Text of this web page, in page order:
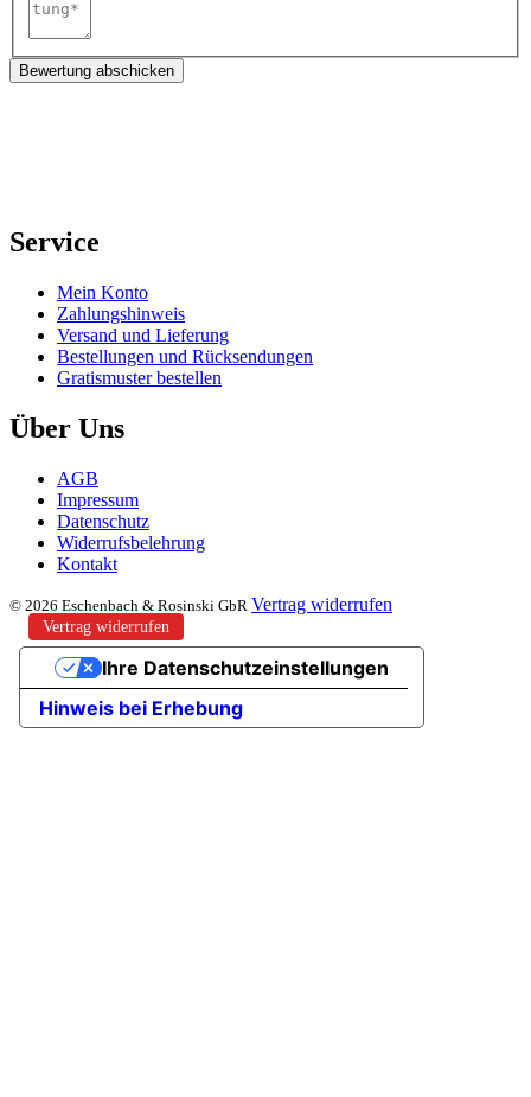
Bewertung abschicken
Service
Mein Konto
Zahlungshinweis
Versand und Lieferung
Bestellungen und Rücksendungen
Gratismuster bestellen
Über Uns
AGB
Impressum
Datenschutz
Widerrufsbelehrung
Kontakt
© 2026 Eschenbach & Rosinski GbR Vertrag widerrufen
Vertrag widerrufen
Hinweis bei Erhebung
Ihre Datenschutzeinstellungen